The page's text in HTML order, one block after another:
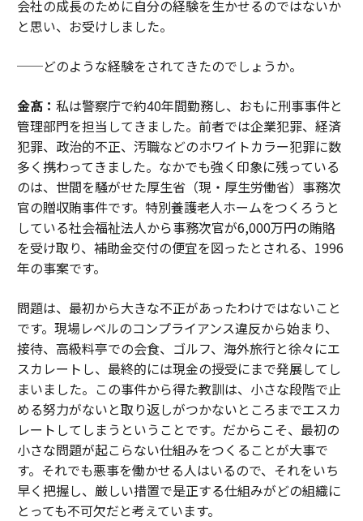
会社の成長のために自分の経験を生かせるのではないか
と思い、お受けしました。
──どのような経験をされてきたのでしょうか。
金髙： 私は警察庁で約40年間勤務し、おもに刑事事件と
管理部門を担当してきました。前者では企業犯罪、経済
犯罪、政治的不正、汚職などのホワイトカラー犯罪に数
多く携わってきました。なかでも強く印象に残っている
のは、世間を騒がせた厚生省（現・厚生労働省）事務次
官の贈収賄事件です。特別養護老人ホームをつくろうと
している社会福祉法人から事務次官が6,000万円の賄賂
を受け取り、補助金交付の便宜を図ったとされる、1996
年の事案です。
問題は、最初から大きな不正があったわけではないこと
です。現場レベルのコンプライアンス違反から始まり、
接待、高級料亭での会食、ゴルフ、海外旅行と徐々にエ
スカレートし、最終的には現金の授受にまで発展してし
まいました。この事件から得た教訓は、小さな段階で止
める努力がないと取り返しがつかないところまでエスカ
レートしてしまうということです。だからこそ、最初の
小さな問題が起こらない仕組みをつくることが大事で
す。それでも悪事を働かせる人はいるので、それをいち
早く把握し、厳しい措置で是正する仕組みがどの組織に
とっても不可欠だと考えています。